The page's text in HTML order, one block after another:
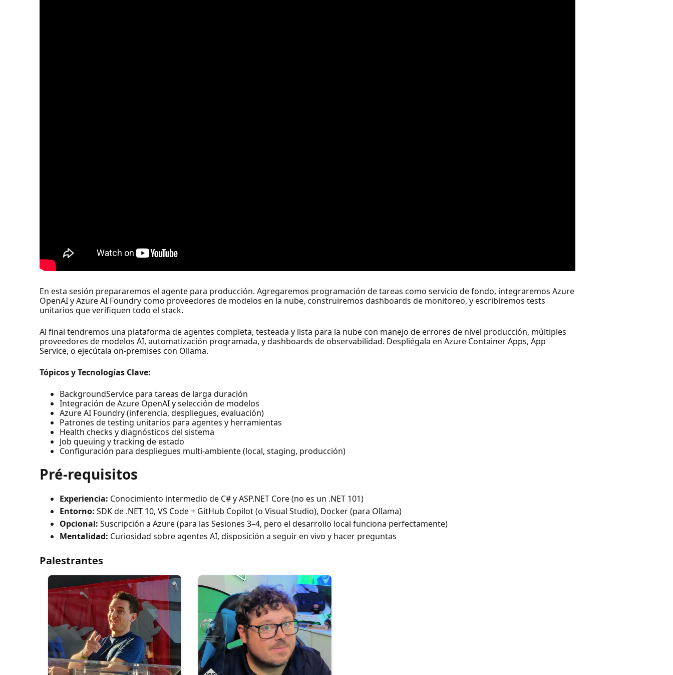
En esta sesión prepararemos el agente para producción. Agregaremos programación de tareas como servicio de fondo, integraremos Azure
OpenAI y Azure AI Foundry como proveedores de modelos en la nube, construiremos dashboards de monitoreo, y escribiremos tests
unitarios que verifiquen todo el stack.
Al final tendremos una plataforma de agentes completa, testeada y lista para la nube con manejo de errores de nivel producción, múltiples
proveedores de modelos AI, automatización programada, y dashboards de observabilidad. Despliégala en Azure Container Apps, App
Service, o ejecútala on-premises con Ollama.
Tópicos y Tecnologías Clave:
BackgroundService para tareas de larga duración
Integración de Azure OpenAI y selección de modelos
Azure AI Foundry (inferencia, despliegues, evaluación)
Patrones de testing unitarios para agentes y herramientas
Health checks y diagnósticos del sistema
Job queuing y tracking de estado
Configuración para despliegues multi-ambiente (local, staging, producción)
Pré-requisitos
Experiencia: Conocimiento intermedio de C# y ASP.NET Core (no es un .NET 101)
Entorno: SDK de .NET 10, VS Code + GitHub Copilot (o Visual Studio), Docker (para Ollama)
Opcional: Suscripción a Azure (para las Sesiones 3–4, pero el desarrollo local funciona perfectamente)
Mentalidad: Curiosidad sobre agentes AI, disposición a seguir en vivo y hacer preguntas
Palestrantes